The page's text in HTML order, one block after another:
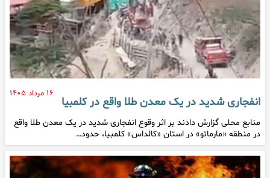
۱۶ مرداد ۱۴۰۵
انفجاری شدید در یک معدن طلا واقع در کلمبیا
منابع محلی گزارش دادند بر اثر وقوع انفجاری شدید در یک معدن طلا واقع
در منطقه «مارماتو» در استان «کالداس» کلمبیا، حدود…